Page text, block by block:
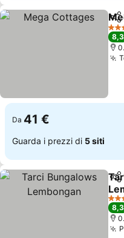
3
8,3
Da 41 €
Guarda i prezzi di 5 siti
4
8,3